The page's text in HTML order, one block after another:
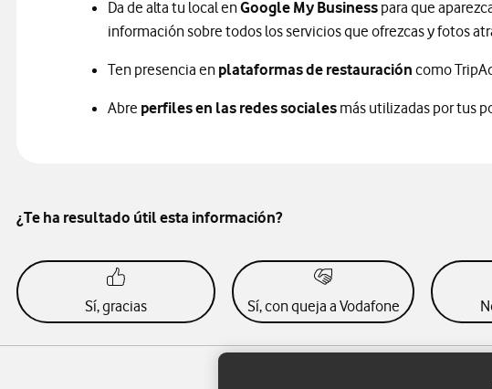
Da de alta tu local enGoogle My Business para que
información sobre todos los servicios que ofrezcas y fotos
Ten presencia en plataformas de restauración como
Abre perfiles en las redes sociales más utilizadas por tus
¿Te ha resultado útil esta información?
Sí, gracias Sí, con queja a Vodafone